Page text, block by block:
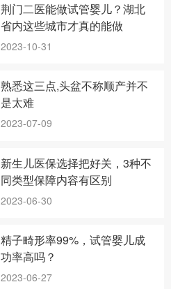
荆门二医能做试管婴儿？湖北
省内这些城市才真的能做
2023-10-31
熟悉这三点,头盆不称顺产并不
是太难
2023-07-09
新生儿医保选择把好关，3种不
同类型保障内容有区别
2023-06-30
精子畸形率99%，试管婴儿成
功率高吗？
2023-06-27